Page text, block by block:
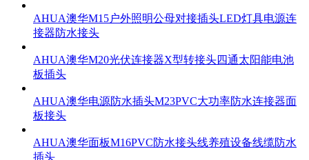
AHUA澳华M15户外照明公母对接插头LED灯具电源连
接器防水接头
AHUA澳华M20光伏连接器X型转接头四通太阳能电池
板插头
AHUA澳华电源防水插头M23PVC大功率防水连接器面
板接头
AHUA澳华面板M16PVC防水接头线养殖设备线缆防水
插头